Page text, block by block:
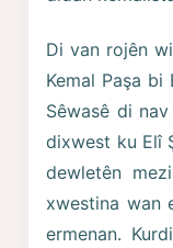
Di van rojên
Kemal Paşa bi
Sêwasê di
dixwest ku Elî
dewletên
xwestina wan
ermenan.